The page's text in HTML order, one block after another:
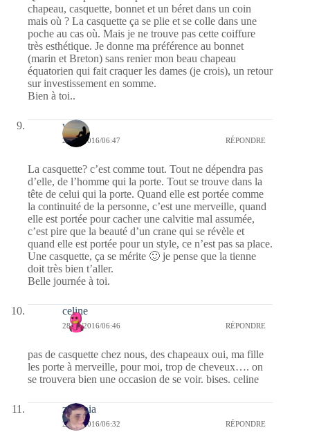
chapeau, casquette, bonnet et un béret dans un coin
mais où ? La casquette ça se plie et se colle dans une
poche au cas où. Mais je ne trouve pas cette coiffure
très esthétique. Je donne ma préférence au bonnet
(marin et Breton) sans renier mon beau chapeau
équatorien qui fait craquer les dames (je crois), un retour
sur investissement en somme.
Bien à toi..
val
28/04/2016/06:47 RÉPONDRE
La casquette? c’est comme tout. Tout ne dépendra pas
d’elle, de l’homme qui la porte. Tout se trouve dans la
tête de celui qui la porte. Quand elle est portée comme
la continuité de la personne, c’est une merveille, quand
elle est portée pour cacher une calvitie mal assumée,
c’est pire que la beauté d’un crane qui se révèle et
quand elle est portée pour un style, ce n’est pas sa place.
Une casquette, ça se mérite 🙂 je pense que la tienne
doit très bien t’aller.
Belle journée à toi.
celine
28/04/2016/06:46 RÉPONDRE
pas de casquette chez nous, des chapeaux oui, ma fille
les porte à merveille, pour moi, trop de cheveux…. on
se trouvera bien une occasion de se voir. bises. celine
zenopia
28/04/2016/06:32 RÉPONDRE